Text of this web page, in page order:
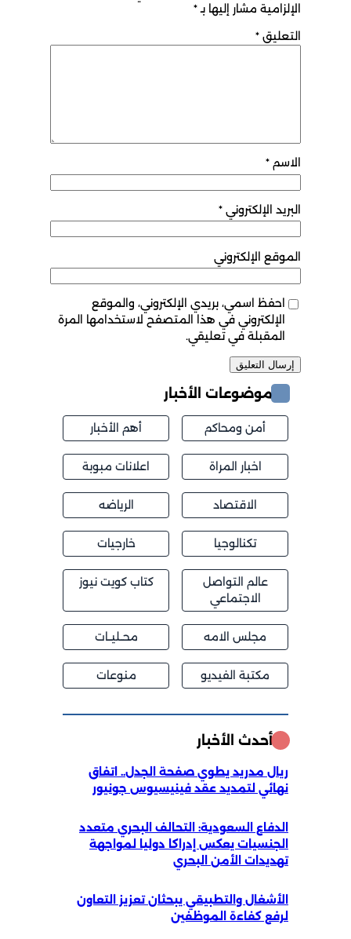
الإلزامية مشار إليها بـ*
التعليق *
الاسم *
البريد الإلكتروني *
الموقع الإلكتروني
احفظ اسمي، بريدي الإلكتروني، والموقع
الإلكتروني في هذا المتصفح لاستخدامها المرة
المقبلة في تعليقي.
موضوعات الأخبار
أمن ومحاكم أهم الأخبار
اخبار المراة اعلانات مبوبة
الاقتصاد الرياضه
تكنالوجيا خارجيات
عالم التواصل
الاجتماعي
كتاب كويت نيوز
مجلس الامه محــليــات
مكتبة الفيديو منوعات
أحدث الأخبار
ريال مدريد يطوي صفحة الجدل.. اتفاق
نهائي لتمديد عقد فينيسيوس جونيور
الدفاع السعودية: التحالف البحري متعدد
الجنسيات يعكس إدراكا دوليا لمواجهة
تهديدات الأمن البحري
الأشغال والتطبيقي يبحثان تعزيز التعاون
لرفع كفاءة الموظفين